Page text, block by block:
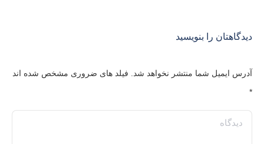
دیدگاهتان را بنویسید
آدرس ایمیل شما منتشر نخواهد شد. فیلد های ضروری مشخص شده اند
*
دیدگاه